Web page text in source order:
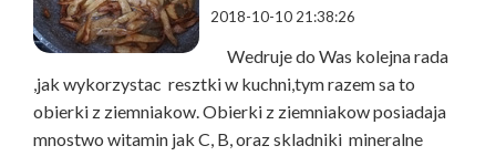
2018-10-10 21:38:26
Wedruje do Was kolejna rada
,jak wykorzystac resztki w kuchni,tym razem sa to
obierki z ziemniakow. Obierki z ziemniakow posiadaja
mnostwo witamin jak C, B, oraz skladniki mineralne